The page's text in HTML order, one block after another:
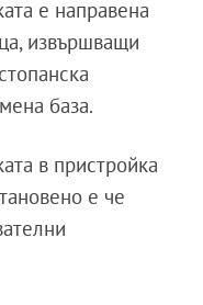
е направена
извършващи
база.
в пристройка
е че